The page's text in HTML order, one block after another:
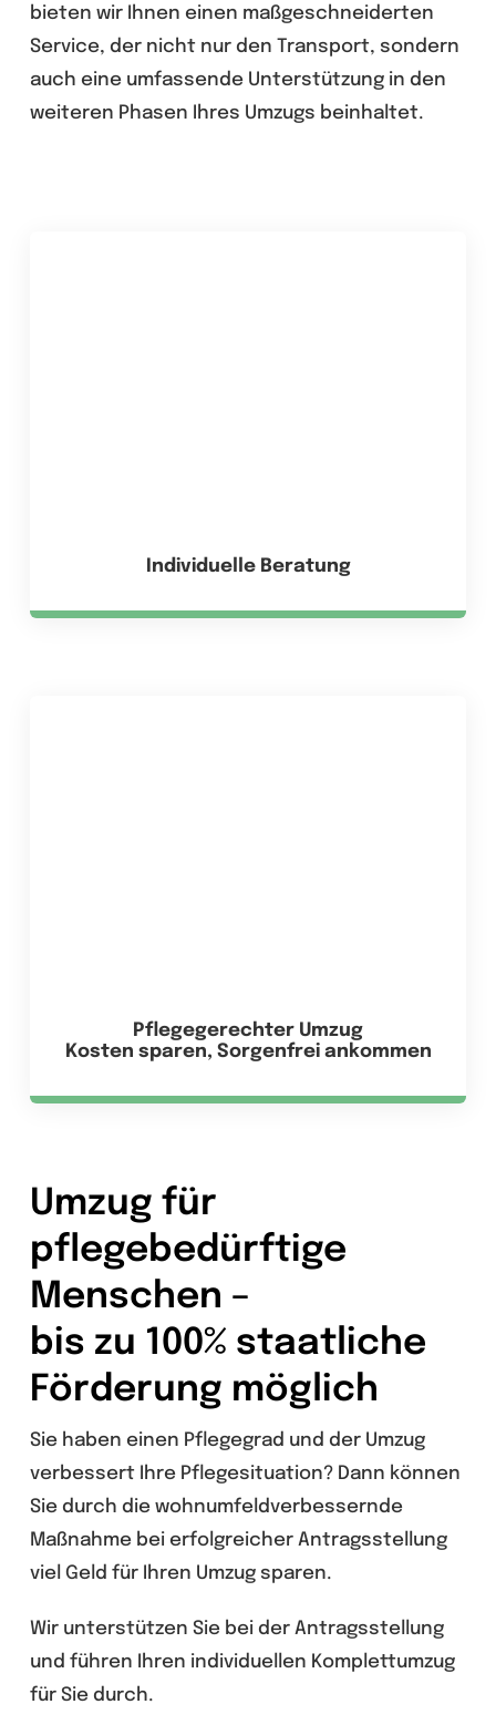
bieten wir Ihnen einen maßgeschneiderten
Service, der nicht nur den Transport, sondern
auch eine umfassende Unterstützung in den
weiteren Phasen Ihres Umzugs beinhaltet.
Individuelle Beratung
Pflegegerechter Umzug
Kosten sparen, Sorgenfrei ankommen
Umzug für
pflegebedürftige
Menschen –
bis zu 100% staatliche
Förderung möglich
Sie haben einen Pflegegrad und der Umzug
verbessert Ihre Pflegesituation? Dann können
Sie durch die wohnumfeldverbessernde
Maßnahme bei erfolgreicher Antragsstellung
viel Geld für Ihren Umzug sparen.
Wir unterstützen Sie bei der Antragsstellung
und führen Ihren individuellen Komplettumzug
für Sie durch.